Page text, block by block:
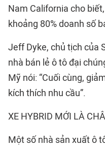
Nam California cho
khoảng 80% doanh số
Jeff Dyke, chủ tịch của
nhà bán lẻ ô tô đại
Mỹ nói: “Cuối cùng,
kích thích nhu cầu”.
XE HYBRID MỚI LÀ
Một số nhà sản xuất ô